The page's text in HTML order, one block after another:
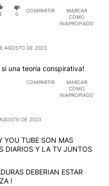
0
COMPARTIR
MARCAR
COMO
INAPROPIADO
AGOSTO DE 2023
una teoria conspirativa!
COMPARTIR
MARCAR
COMO
INAPROPIADO
DE 2023
YOU TUBE SON MAS
DIARIOS Y LA TV JUNTOS
DEBERIAN ESTAR
!